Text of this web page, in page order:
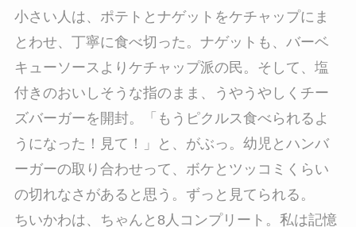
小さい人は、ポテトとナゲットをケチャップにま
とわせ、丁寧に食べ切った。ナゲットも、バーベ
キューソースよりケチャップ派の民。そして、塩
付きのおいしそうな指のまま、うやうやしくチー
ズバーガーを開封。「もうピクルス食べられるよ
うになった！見て！」と、がぶっ。幼児とハンバ
ーガーの取り合わせって、ボケとツッコミくらい
の切れなさがあると思う。ずっと見てられる。
ちいかわは、ちゃんと8人コンプリート。私は記憶